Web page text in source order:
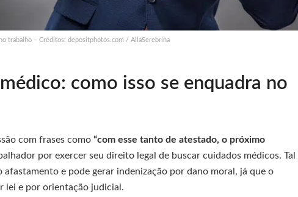
trabalho – Créditos: depositphotos.com / AllaSerebrina
como isso se enquadra no
com frases como “com esse tanto de atestado, o próximo
por exercer seu direito legal de buscar cuidados médicos. Tal
e pode gerar indenização por dano moral, já que o
lei e por orientação judicial.